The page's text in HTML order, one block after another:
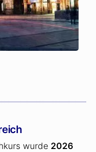
wurde 2026